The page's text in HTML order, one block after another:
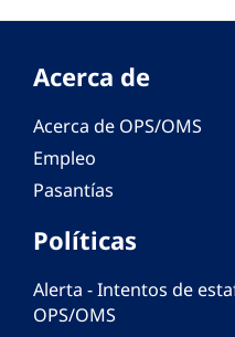
Acerca de
Acerca de OPS/OMS
Empleo
Pasantías
Políticas
Alerta - Intentos de
OPS/OMS